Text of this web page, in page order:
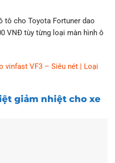
tô cho Toyota Fortuner dao
VNĐ tùy từng loại màn hình ô
vinfast VF3 – Siêu nét | Loại
giảm nhiệt cho xe